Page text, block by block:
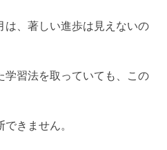
は、著しい進歩は見えないの
学習法を取っていても、この
きません。